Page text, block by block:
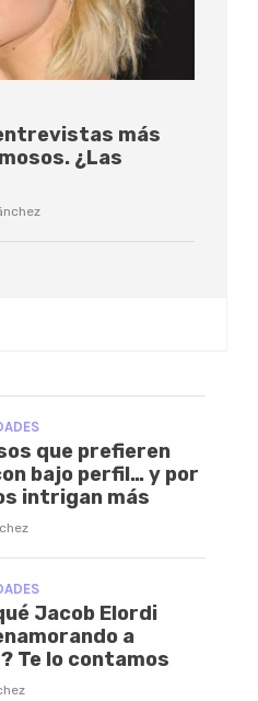
más
¿Las
que prefieren
bajo perfil… y por
intrigan más
Jacob Elordi
a
Te lo contamos